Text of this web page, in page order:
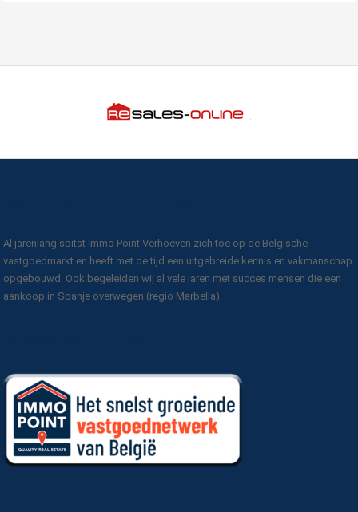
Al jarenlang spitst Immo Point Verhoeven zich toe op de Belgische
vastgoedmarkt en heeft met de tijd een uitgebreide kennis en vakmanschap
opgebouwd. Ook begeleiden wij al vele jaren met succes mensen die een
aankoop in Spanje overwegen (regio Marbella).